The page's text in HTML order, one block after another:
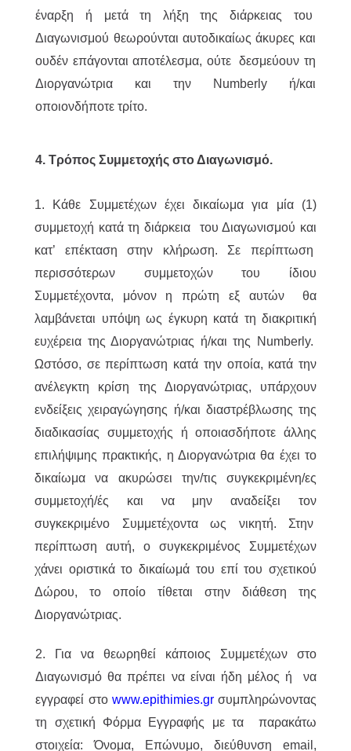
έναρξη ή μετά τη λήξη της διάρκειας του
Διαγωνισμού θεωρούνται αυτοδικαίως άκυρες και
ουδέν επάγονται αποτέλεσμα, ούτε δεσμεύουν τη
Διοργανώτρια και την Numberly ή/και
οποιονδήποτε τρίτο.
4. Τρόπος Συμμετοχής στο Διαγωνισμό.
1. Κάθε Συμμετέχων έχει δικαίωμα για μία (1)
συμμετοχή κατά τη διάρκεια του Διαγωνισμού και
κατ’ επέκταση στην κλήρωση. Σε περίπτωση
περισσότερων συμμετοχών του ίδιου
Συμμετέχοντα, μόνον η πρώτη εξ αυτών θα
λαμβάνεται υπόψη ως έγκυρη κατά τη διακριτική
ευχέρεια της Διοργανώτριας ή/και της Numberly.
Ωστόσο, σε περίπτωση κατά την οποία, κατά την
ανέλεγκτη κρίση της Διοργανώτριας, υπάρχουν
ενδείξεις χειραγώγησης ή/και διαστρέβλωσης της
διαδικασίας συμμετοχής ή οποιασδήποτε άλλης
επιλήψιμης πρακτικής, η Διοργανώτρια θα έχει το
δικαίωμα να ακυρώσει την/τις συγκεκριμένη/ες
συμμετοχή/ές και να μην αναδείξει τον
συγκεκριμένο Συμμετέχοντα ως νικητή. Στην
περίπτωση αυτή, ο συγκεκριμένος Συμμετέχων
χάνει οριστικά το δικαίωμά του επί του σχετικού
Δώρου, το οποίο τίθεται στην διάθεση της
Διοργανώτριας.
2. Για να θεωρηθεί κάποιος Συμμετέχων στο
Διαγωνισμό θα πρέπει να είναι ήδη μέλος ή να
εγγραφεί στο www.epithimies.grσυμπληρώνοντας
τη σχετική Φόρμα Εγγραφής με τα παρακάτω
στοιχεία: Όνομα, Επώνυμο, διεύθυνση email,